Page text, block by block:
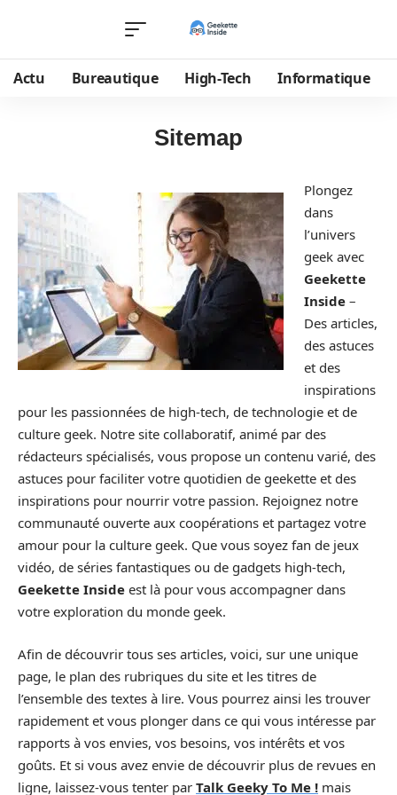
Actu Bureautique High-Tech Informatique
Sitemap
Plongez
dans
l’univers
geek avec
Geekette
Inside–
Des articles,
des astuces
et des
inspirations
pour les passionnées de high-tech, de technologie et de
culture geek. Notre site collaboratif, animé par des
rédacteurs spécialisés, vous propose un contenu varié, des
astuces pour faciliter votre quotidien de geekette et des
inspirations pour nourrir votre passion. Rejoignez notre
communauté ouverte aux coopérations et partagez votre
amour pour la culture geek. Que vous soyez fan de jeux
vidéo, de séries fantastiques ou de gadgets high-tech,
Geekette Inside est là pour vous accompagner dans
votre exploration du monde geek.
Afin de découvrir tous ses articles, voici, sur une unique
page, le plan des rubriques du site et les titres de
l’ensemble des textes à lire. Vous pourrez ainsi les trouver
rapidement et vous plonger dans ce qui vous intéresse par
rapports à vos envies, vos besoins, vos intérêts et vos
goûts. Et si vous avez envie de découvrir plus de revues en
ligne, laissez-vous tenter par Talk Geeky To Me ! mais